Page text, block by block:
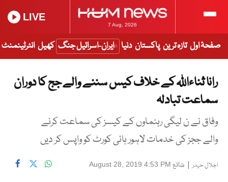
7 Aug, 2026
LIVE
صفحۂ اول تازہ ترین پاکستان دنیا ایران-اسرائیل جنگ کھیل انٹرٹینمنٹ
رانا ثناءاللہ کے خلاف کیس سننے والے جج کا دوران
سماعت تبادلہ
وفاق نے ن لیگی رہنماوں کے کیسز کی سماعت کرنے
والے ججز کی خدمات لاہور ہائی کورٹ کو واپس کر دیں
اجلال حیدر| شائع August 28, 2019 4:53 PM